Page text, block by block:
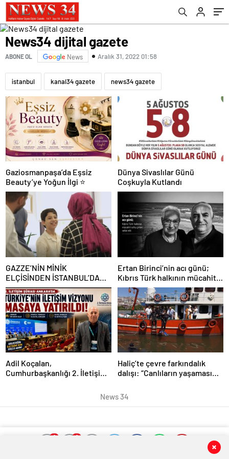
News34 dijital gazete
ABONE OL News Aralık 31, 2022 01:58
0 0
istanbul kanal34 gazete news34 gazete
Gaziosmanpaşa’da Eşsiz
Beauty’ye Yoğun İlgi ⭐
Dünya Sivaslılar Günü
Coşkuyla Kutlandı
GAZZE’NİN MİNİK
ELÇİSİNDEN İSTANBUL’DA
DUYGUSAL MESAJ: “BURASI
BENİM İKİNCİ EVİM”
Ertan Birinci’nin acı günü;
Kıbrıs Türk halkının mücahit
ruhlu çınarı vefat etti
Adil Koçalan,
Cumhurbaşkanlığı 2. İletişim
Haliç’te çevre farkındalık
dalışı: “Canlıların yaşaması
News 34